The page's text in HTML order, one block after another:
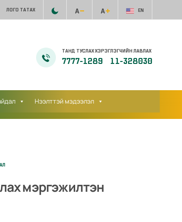
ЛОГО ТАТАХ EN
ТАНД ТУСЛАХ ХЭРЭГЛЭГЧИЙН ЛАВЛАХ
7777-1289 11-328030
Нээлттэй мэдээлэл
мэргэжилтэн